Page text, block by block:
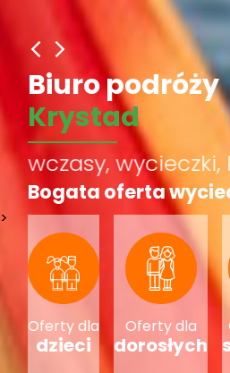
>
Biuro podróży
Krystad
wczasy, wycieczki,
Bogata oferta
Oferty dla
dzieci
Oferty dla
dorosłych